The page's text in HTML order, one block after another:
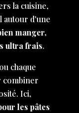
la cuisine,
autour d'une
manger,
ultra frais.
chaque
combiner
Ici,
les pâtes